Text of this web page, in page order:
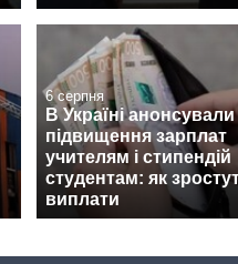
6 серпня
В Україні анонсували
підвищення зарплат
учителям і стипендій
студентам: як
виплати